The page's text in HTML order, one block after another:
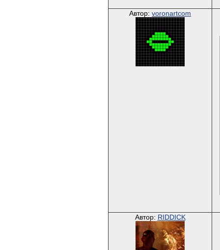
Автор: voronartcom
Автор: RIDDICK